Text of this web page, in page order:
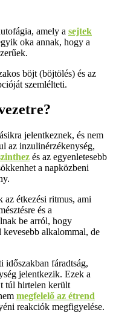
amely a sejtek
oka annak, hogy a
jelentkeznek, és nem
az inzulinérzékenység,
és az egyenletesebb
a napközbeni
az étkezési ritmus, ami
és a
be arról, hogy
kevesebb alkalommal, de
fáradtság,
jelentkezik. Ezek a
túl hirtelen került
megfelelő az étrend
reakciók megfigyelése.